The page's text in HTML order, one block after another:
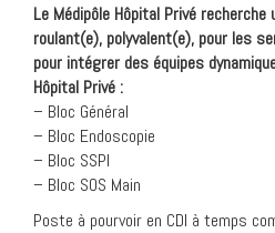
Le Médipôle Hôpital Privé
roulant(e), polyvalent(e), pour les
pour intégrer des équipes
Hôpital Privé :
– Bloc Général
– Bloc Endoscopie
– Bloc SSPI
– Bloc SOS Main
Poste à pourvoir en CDI à temps